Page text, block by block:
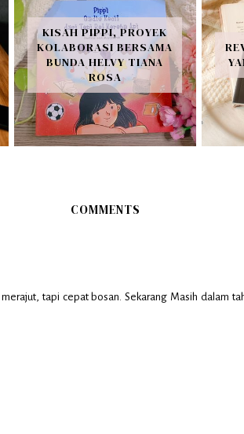
KISAH PIPPI, PROYEK
KOLABORASI BERSAMA
BUNDA HELVY TIANA
ROSA
COMMENTS
tapi cepat bosan. Sekarang Masih dalam